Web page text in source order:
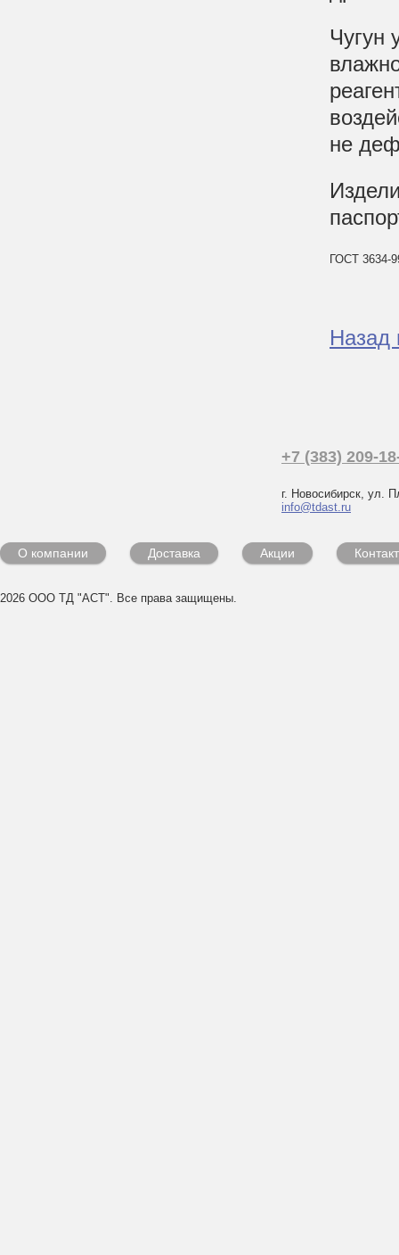
Чугун
не
ГОСТ 3634-
Назад
+7 (383) 209-
г. Новосибирск, ул.
info@tdast.ru
О компании Доставка Акции
2026 ООО ТД "АСТ". Все права защищены.